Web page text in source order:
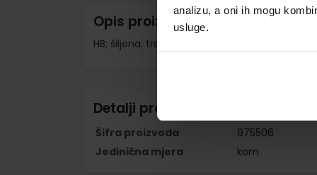
analizu, a oni ih mogu
usluge.
gallery
Opis proizvoda
HB; šiljena; trobridna; s gumicom; 3 komada u
Detalji proizvoda
Šifra proizvoda
975506
Jedinična mjera
kom